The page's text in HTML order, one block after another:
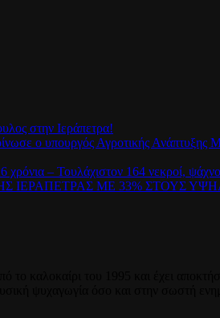
στην Ιεράπετρα!
ο υπουργός Αγροτικής Ανάπτυξης
χρόνια – Τουλάχιστον 164 νεκροί,
ΙΕΡΑΠΕΤΡΑΣ ΜΕ 33% ΣΤΟΥΣ